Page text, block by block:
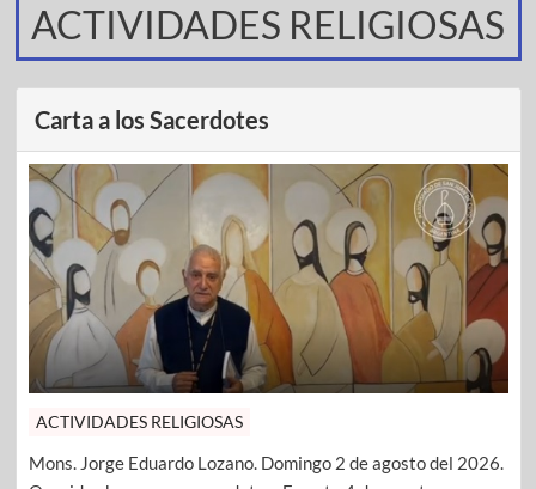
ACTIVIDADES RELIGIOSAS
Carta a los Sacerdotes
ACTIVIDADES RELIGIOSAS
Mons. Jorge Eduardo Lozano. Domingo 2 de agosto del 2026.